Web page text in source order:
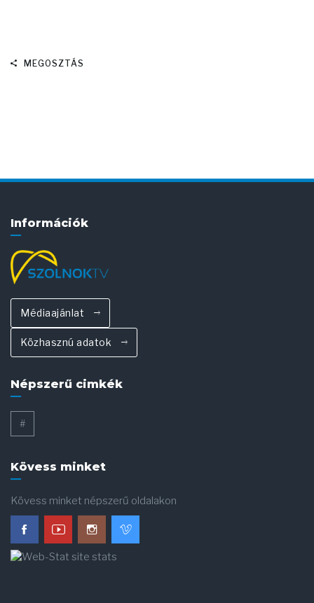
MEGOSZTÁS
Információk
Médiaajánlat
Közhasznú adatok
Népszerű cimkék
#
Kövess minket
Kövess minket népszerű oldalakon